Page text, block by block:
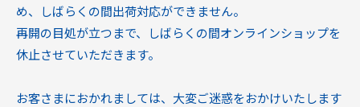
め、しばらくの間出荷対応ができません。
再開の目処が立つまで、しばらくの間オンラインショップを
休止させていただきます。
お客さまにおかれましては、大変ご迷惑をおかけいたします